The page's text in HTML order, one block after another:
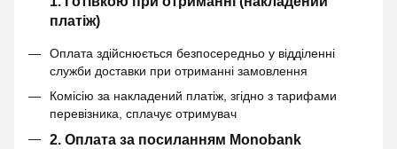
платіж)
Оплата здійснюється безпосередньо у відділенні
служби доставки при отриманні замовлення
Комісію за накладений платіж, згідно з тарифами
перевізника, сплачує отримувач
2. Оплата за посиланням Monobank